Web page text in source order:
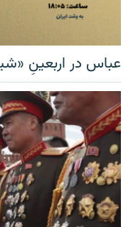
عباس در اربعینِ